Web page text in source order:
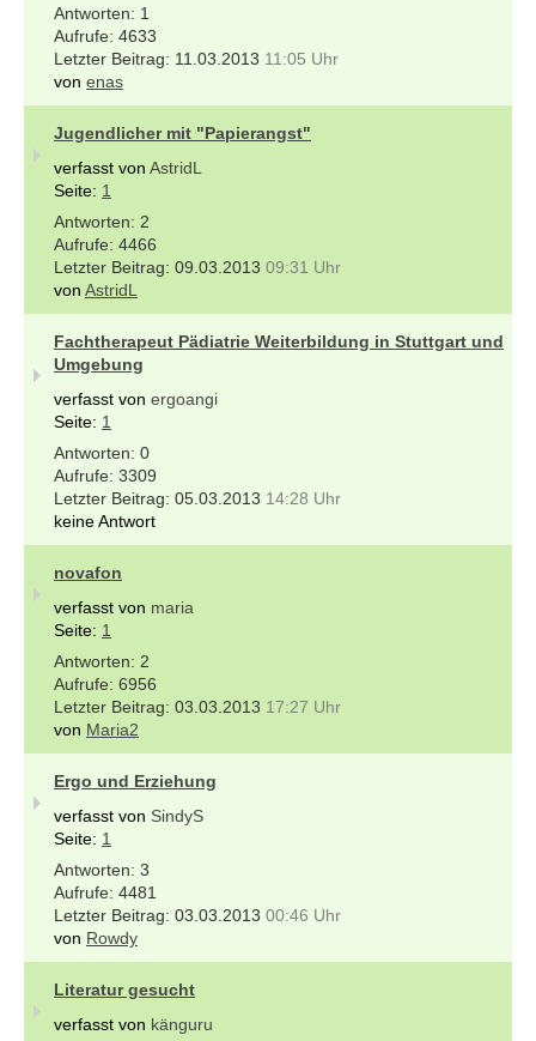
1
4633
11.03.2013 11:05 Uhr
von enas
Jugendlicher mit "Papierangst"
verfasst von AstridL
Seite: 1
2
4466
09.03.2013 09:31 Uhr
von AstridL
Fachtherapeut Pädiatrie Weiterbildung in Stuttgart und
Umgebung
verfasst von ergoangi
Seite: 1
0
3309
05.03.2013 14:28 Uhr
keine Antwort
novafon
verfasst von maria
Seite: 1
2
6956
03.03.2013 17:27 Uhr
von Maria2
Ergo und Erziehung
verfasst von SindyS
Seite: 1
3
4481
03.03.2013 00:46 Uhr
von Rowdy
Literatur gesucht
verfasst von känguru